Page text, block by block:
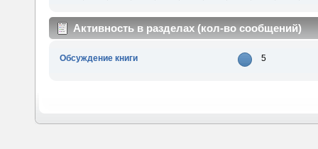
Активность в разделах (кол-во сообщений)
Обсуждение книги 5